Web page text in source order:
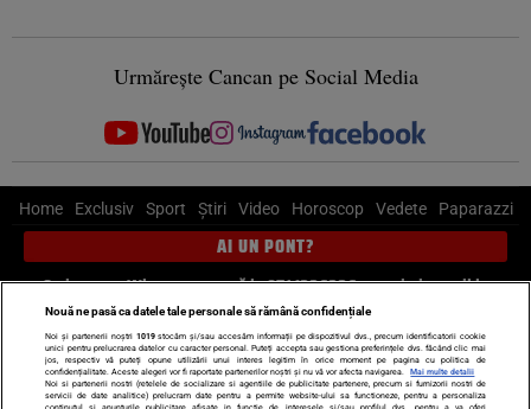
Urmărește Cancan pe Social Media
Home Exclusiv Sport Știri Video Horoscop Vedete Paparazzi
AI UN PONT?
Scrie-ne pe Whatsapp, sună la 0741226226 sau trimite mail la
pont@cancan.ro
Știri interne Știri externe
Politică
Ultimele stiri
Diete Insula Iubirii Dictionar de vise LIFE STYLE
Nouă ne pasă ca datele tale personale să rămână confidențiale
Noi și partenerii noștri 1019stocăm și/sau accesăm informații pe dispozitivul dvs., precum identificatorii cookie
unici pentru prelucrarea datelor cu caracter personal. Puteți accepta sau gestiona preferințele dvs. făcând clic mai
jos, respectiv vă puteți opune utilizării unui interes legitim în orice moment pe pagina cu politica de
confidențialitate. Aceste alegeri vor fi raportate partenerilor noștri și nu vă vor afecta navigarea.
Mai multe detalii
Noi si partenerii nostri (retelele de socializare si agentiile de publicitate partenere, precum si furnizorii nostri de
servicii de date analitice) prelucram date pentru a permite website-ului sa functioneze, pentru a personaliza
continutul si anunturile publicitare afisate in functie de interesele si/sau profilul dvs., pentru a va oferi